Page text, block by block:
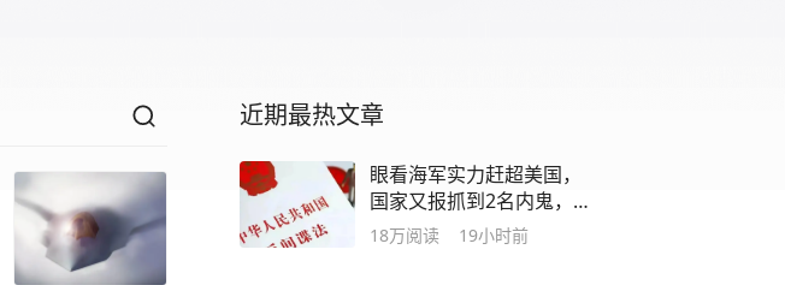
近期最热文章
眼看海军实力赶超美国，
国家又报抓到2名内鬼，身
份个个都不简单
18万阅读 19小时前